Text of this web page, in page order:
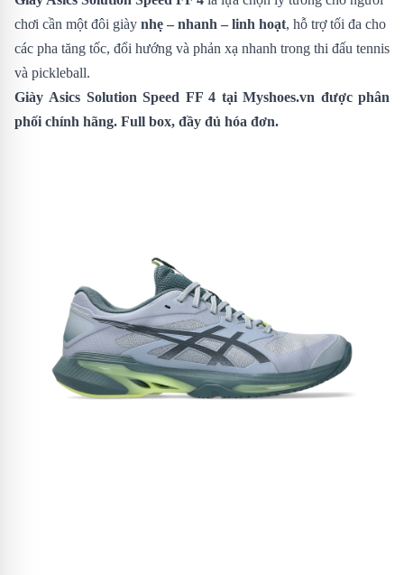
chơi cần một đôi giày nhẹ – nhanh – linh hoạt, hỗ trợ tối đa cho
các pha tăng tốc, đổi hướng và phản xạ nhanh trong thi đấu tennis
và pickleball.
Giày Asics Solution Speed FF 4 tại Myshoes.vn được phân
phối chính hãng. Full box, đầy đủ hóa đơn.